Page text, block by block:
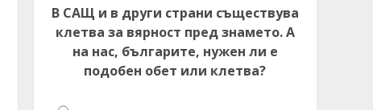
В САЩ и в други страни съществува
клетва за вярност пред знамето. А
на нас, българите, нужен ли е
подобен обет или клетва?